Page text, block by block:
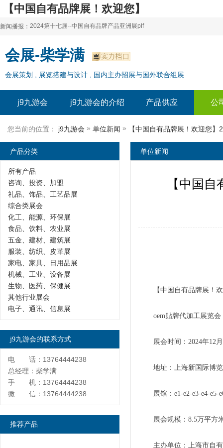
【中国自有品牌展！欢迎您】
2024第十七届上海自有品牌产品亚洲展plf-
新闻播报：
2024上海自有品牌展--百货展|食品展 零售展|oem展
2024全球自有--品牌产品亚洲展（plf）
2024上海自有品牌展--2024上海oem 贴牌代加工展
2024第十七届--中国自有品牌产品亚洲展plf
2024全球自有--品牌产品亚洲展（plf）
2024年上海--第17届自有品牌展
会展-柴学满
会展策划 , 展览搭建与设计 , 国内主办招展与国外联合组展
j9九游会 j9九游会的介绍 产品供应 公
您当前的位置： j9九游会 » 单位新闻 »
单位新闻
【中国
【中国自有品牌展！
oem贴牌代加工展览会
展会时间：2024年12
地址：上海新国际博
展馆：e1-e2-e3-e4-e5-
展会规模：8.5万平方
主办单位：上海市自
产品分类
所有产品
咨询、投资、加盟
礼品、饰品、工艺品展
综合类展会
化工、能源、环保展
食品、饮料、农业展
五金、建材、建筑展
服装、纺织、皮革展
家电、家具、日用品展
机械、工业、设备展
生物、医药、保健展
其他行业展会
电子、通讯、信息展
j9九游会的联系方式
电 话：13764444238
总经理：柴学满
手 机：13764444238
微 信：13764444238
推荐产品